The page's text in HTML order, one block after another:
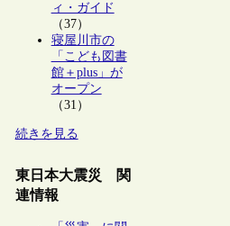
ィ・ガイド
（37）
寝屋川市の
「こども図書
館＋plus」が
オープン
（31）
続きを見る
東日本大震災 関
連情報